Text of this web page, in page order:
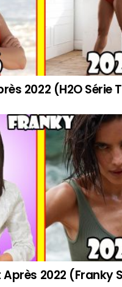
2022 (H2O Série
2022 (Franky